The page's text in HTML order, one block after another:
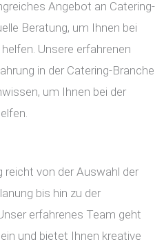
Angebot an Catering-
Beratung, um Ihnen bei
Unsere erfahrenen
in der Catering-Branche
um Ihnen bei der
reicht von der Auswahl der
bis hin zu der
erfahrenes Team geht
und bietet Ihnen kreative